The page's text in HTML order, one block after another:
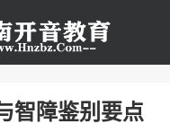
智障鉴别要点